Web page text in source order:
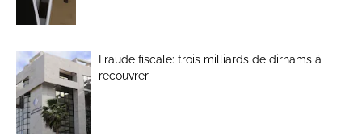
Fraude fiscale: trois milliards de dirhams à
recouvrer